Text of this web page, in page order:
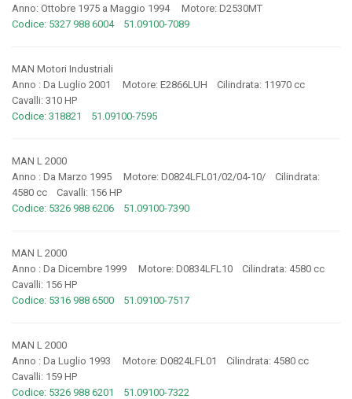
Anno: Ottobre 1975 a Maggio 1994 Motore: D2530MT
Codice: 5327 988 6004 51.09100-7089
MAN Motori Industriali
Anno : Da Luglio 2001 Motore: E2866LUH Cilindrata: 11970 cc
Cavalli: 310 HP
Codice: 318821 51.09100-7595
MAN L 2000
Anno : Da Marzo 1995 Motore: D0824LFL01/02/04-10/ Cilindrata:
4580 cc Cavalli: 156 HP
Codice: 5326 988 6206 51.09100-7390
MAN L 2000
Anno : Da Dicembre 1999 Motore: D0834LFL10 Cilindrata: 4580 cc
Cavalli: 156 HP
Codice: 5316 988 6500 51.09100-7517
MAN L 2000
Anno : Da Luglio 1993 Motore: D0824LFL01 Cilindrata: 4580 cc
Cavalli: 159 HP
Codice: 5326 988 6201 51.09100-7322